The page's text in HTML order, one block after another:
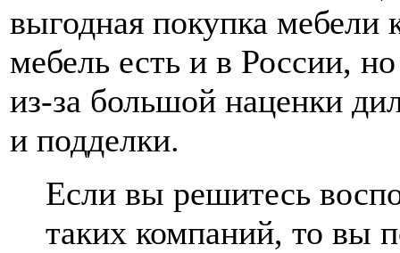
выгодная покупка мебели
мебель есть и в России,
из-за большой наценки
и подделки.
Если вы решитесь
таких компаний, то вы